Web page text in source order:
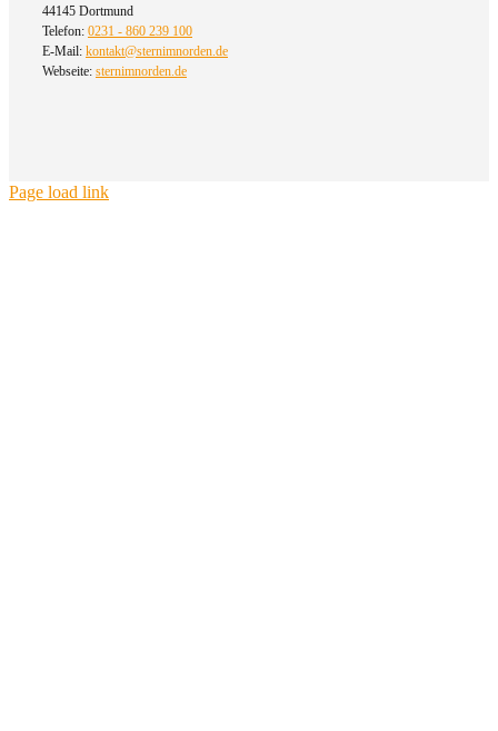
44145 Dortmund
Telefon: 0231 - 860 239 100
E-Mail: kontakt@sternimnorden.de
Webseite: sternimnorden.de
Page load link